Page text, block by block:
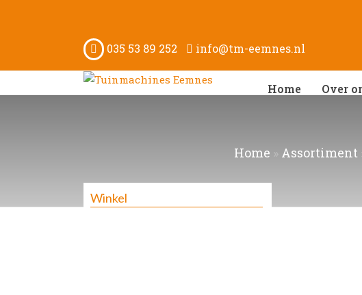
035 53 89 252 info@tm-eemnes.nl
Home Over
Winkel
Home » Assortiment